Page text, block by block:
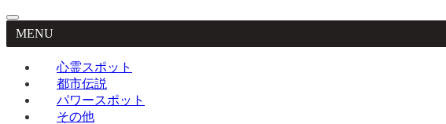
MENU
心霊スポット
都市伝説
パワースポット
その他